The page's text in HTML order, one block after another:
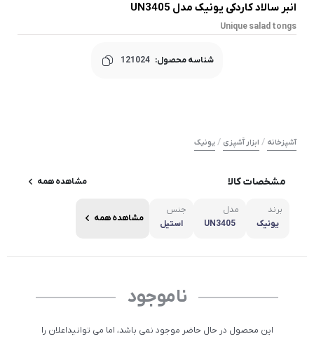
انبر سالاد کاردکی یونیک مدل UN3405
Unique salad tongs
شناسه محصول: 121024
آشپزخانه / ابزار آَشپزی / یونیک
مشخصات کالا مشاهده همه
برند
یونیک
مدل
UN3405
جنس
استیل
مشاهده همه
ناموجود
این محصول در حال حاضر موجود نمی باشد، اما می توانیداعلان را